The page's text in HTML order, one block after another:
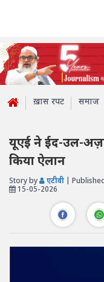
ख़ास रपट समाज
यूएई ने ईद-उल-
किया ऐलान
Story by एटीवी |
15-05-2026